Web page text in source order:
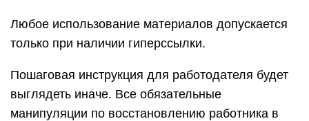
Любое использование материалов допускается
только при наличии гиперссылки.
Пошаговая инструкция для работодателя будет
выглядеть иначе. Все обязательные
манипуляции по восстановлению работника в